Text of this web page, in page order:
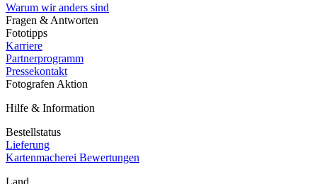
Warum wir anders sind
Fragen & Antworten
Fototipps
Karriere
Partnerprogramm
Pressekontakt
Fotografen Aktion
Hilfe & Information
Bestellstatus
Lieferung
Kartenmacherei Bewertungen
Land